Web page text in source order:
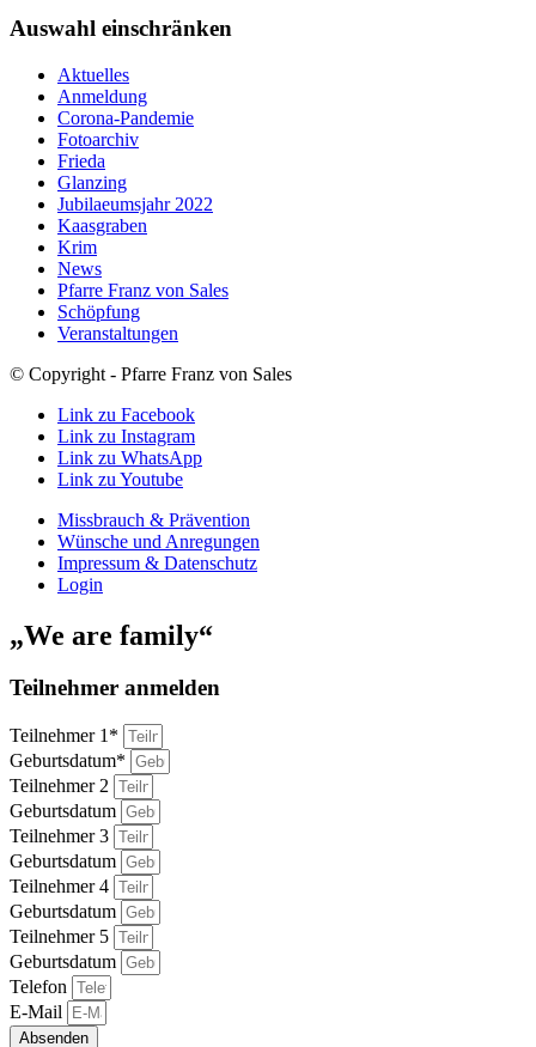
Auswahl einschränken
Aktuelles
Anmeldung
Corona-Pandemie
Fotoarchiv
Frieda
Glanzing
Jubilaeumsjahr 2022
Kaasgraben
Krim
News
Pfarre Franz von Sales
Schöpfung
Veranstaltungen
© Copyright - Pfarre Franz von Sales
Link zu Facebook
Link zu Instagram
Link zu WhatsApp
Link zu Youtube
Missbrauch & Prävention
Wünsche und Anregungen
Impressum & Datenschutz
Login
„We are family“
Teilnehmer anmelden
Teilnehmer 1*
Geburtsdatum*
Teilnehmer 2
Geburtsdatum
Teilnehmer 3
Geburtsdatum
Teilnehmer 4
Geburtsdatum
Teilnehmer 5
Geburtsdatum
Telefon
E-Mail
Absenden